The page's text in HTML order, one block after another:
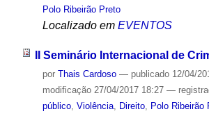
Polo Ribeirão Preto
Localizado em EVENTOS
II Seminário Internacional de
por Thais Cardoso — publicado12/04/
modificação27/04/2017 18:27 —
público, Violência, Direito, Polo Ribeirão